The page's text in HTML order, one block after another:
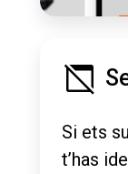
Si ets
t’has